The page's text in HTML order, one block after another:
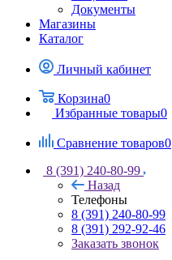
Документы
Магазины
Каталог
Личный кабинет
Корзина0
Избранные товары0
Сравнение товаров0
8 (391) 240-80-99
Назад
Телефоны
8 (391) 240-80-99
8 (391) 292-92-46
Заказать звонок